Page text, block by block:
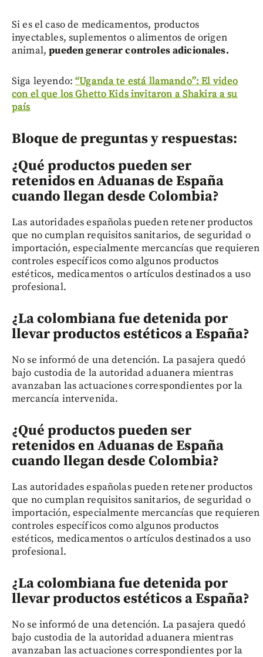
Si es el caso de medicamentos, productos
inyectables, suplementos o alimentos de origen
animal,pueden generar controles adicionales.
Siga leyendo:“Uganda te está llamando”: El video
con el que los Ghetto Kids invitaron a Shakira a su
país
Bloque de preguntas y respuestas:
¿Qué productos pueden ser
retenidos en Aduanas de España
cuando llegan desde Colombia?
Las autoridades españolas pueden retener productos
que no cumplan requisitos sanitarios, de seguridad o
importación, especialmente mercancías que requieren
controles específicos como algunos productos
estéticos, medicamentos o artículos destinados a uso
profesional.
¿La colombiana fue detenida por
llevar productos estéticos a España?
No se informó de una detención. La pasajera quedó
bajo custodia de la autoridad aduanera mientras
avanzaban las actuaciones correspondientes por la
mercancía intervenida.
¿Qué productos pueden ser
retenidos en Aduanas de España
cuando llegan desde Colombia?
Las autoridades españolas pueden retener productos
que no cumplan requisitos sanitarios, de seguridad o
importación, especialmente mercancías que requieren
controles específicos como algunos productos
estéticos, medicamentos o artículos destinados a uso
profesional.
¿La colombiana fue detenida por
llevar productos estéticos a España?
No se informó de una detención. La pasajera quedó
bajo custodia de la autoridad aduanera mientras
avanzaban las actuaciones correspondientes por la